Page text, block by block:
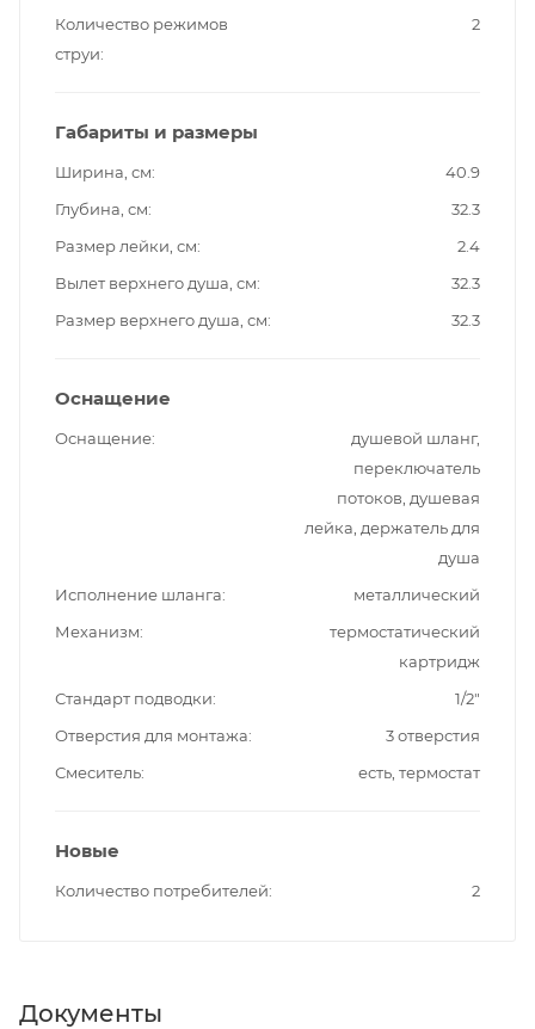
Количество режимов
струи
2
Габариты и размеры
Ширина, см
40.9
Глубина, см
32.3
Размер лейки, см
2.4
Вылет верхнего душа, см
32.3
Размер верхнего душа, см
32.3
Оснащение
Оснащение
душевой шланг,
переключатель
потоков, душевая
лейка, держатель для
душа
Исполнение шланга
металлический
Механизм
термостатический
картридж
Стандарт подводки
1/2"
Отверстия для монтажа
3 отверстия
Смеситель
есть, термостат
Новые
Количество потребителей 2
Документы